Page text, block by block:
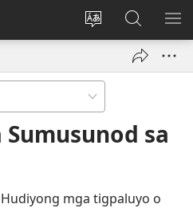
Ilisi
pinulongan
sa
site
Log
ug
window)
Pangitaa
sa
JW.ORG
sa
mga tigpaluyo o